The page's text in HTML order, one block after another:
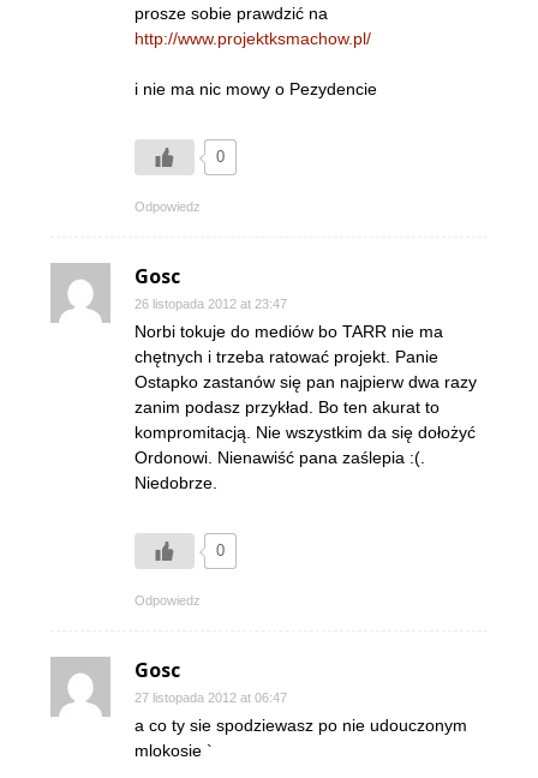
prosze sobie prawdzić na
http://www.projektksmachow.pl/
i nie ma nic mowy o Pezydencie
0
Odpowiedz
Gosc
26 listopada 2012 at 23:47
Norbi tokuje do mediów bo TARR nie ma
chętnych i trzeba ratować projekt. Panie
Ostapko zastanów się pan najpierw dwa razy
zanim podasz przykład. Bo ten akurat to
kompromitacją. Nie wszystkim da się dołożyć
Ordonowi. Nienawiść pana zaślepia :(.
Niedobrze.
0
Odpowiedz
Gosc
27 listopada 2012 at 06:47
a co ty sie spodziewasz po nie udouczonym
mlokosie `